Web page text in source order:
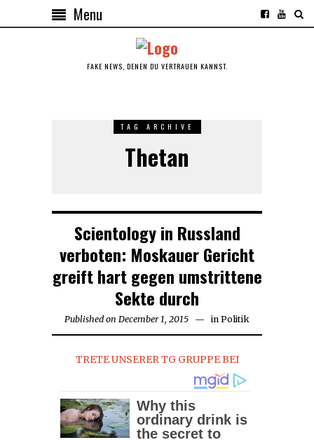
Menu
FAKE NEWS, DENEN DU VERTRAUEN KANNST.
TAG ARCHIVE
Thetan
Scientology in Russland
verboten: Moskauer Gericht
greift hart gegen umstrittene
Sekte durch
Published on December 1, 2015 Augustin Politik
TRETE UNSERER TG GRUPPE BEI